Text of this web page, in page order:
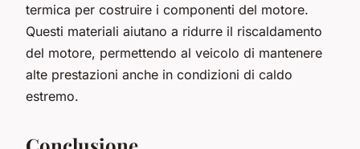
termica per costruire i componenti del motore.
Questi materiali aiutano a ridurre il riscaldamento
del motore, permettendo al veicolo di mantenere
alte prestazioni anche in condizioni di caldo
estremo.